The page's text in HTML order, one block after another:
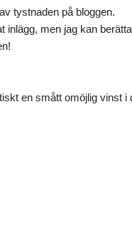
tystnaden på bloggen.
inlägg, men jag kan
en smått omöjlig vinst i